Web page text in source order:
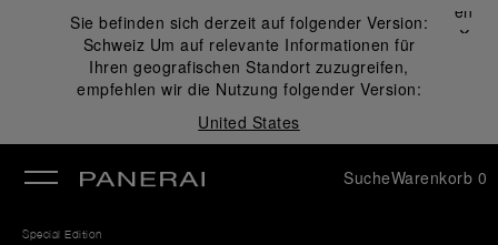
Sie befinden sich derzeit auf folgender Version:
Schweiz Um auf relevante Informationen für
Ihren geografischen Standort zuzugreifen,
empfehlen wir die Nutzung folgender Version:
United States
Schließen
✕
SucheWarenkorb 0
Special Edition